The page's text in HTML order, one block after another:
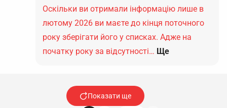
Оскільки ви отримали інформацію лише в
лютому 2026 ви маєте до кінця поточного
року зберігати його у списках. Адже на
початку року за відсутності… Ще
Показати ще